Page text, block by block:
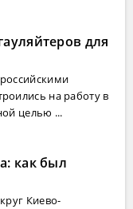
для
на работу в
целью ...
как был
Киево-